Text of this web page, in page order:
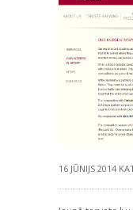
16 JŪNIJS 2014